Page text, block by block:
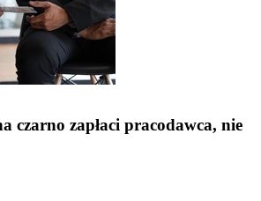
czarno zapłaci pracodawca, nie